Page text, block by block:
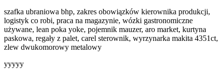
szafka ubraniowa bhp, zakres obowiązków kierownika produkcji,
logistyk co robi, praca na magazynie, wózki gastronomiczne
używane, lean poka yoke, pojemnik mauzer, aro market, kurtyna
paskowa, regały z palet, carel sterownik, wyrzynarka makita 4351ct,
zlew dwukomorowy metalowy
yyyyy